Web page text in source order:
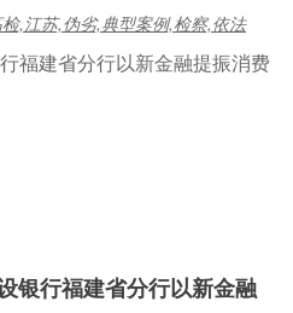
,江苏,伪劣,典型案例,检察,依法
银行福建省分行以新金融